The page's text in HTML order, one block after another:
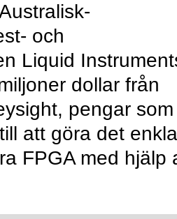
och
Liquid
dollar från
pengar som
att göra det
FPGA med hjälp